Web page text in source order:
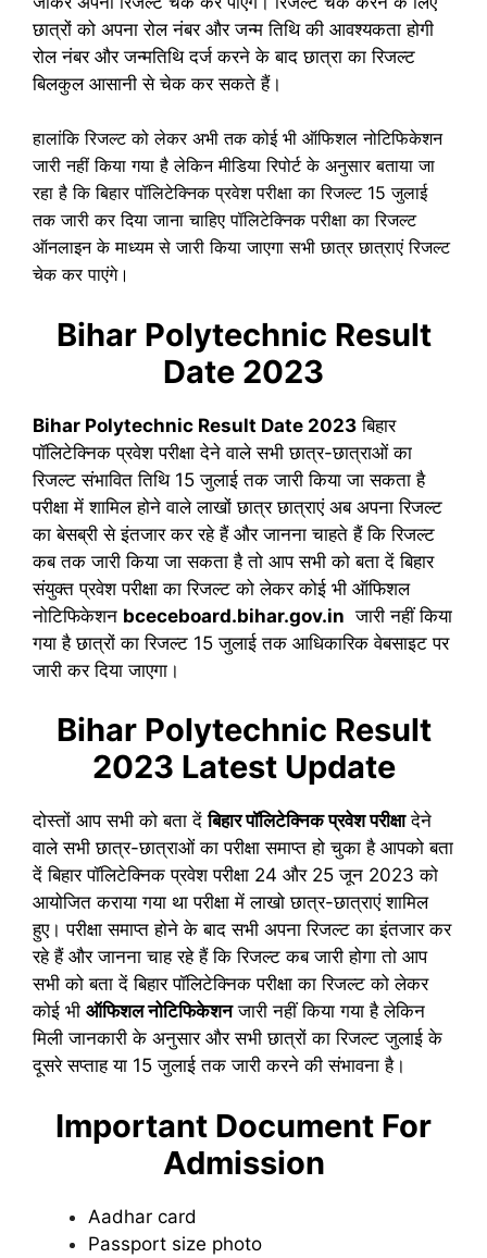
छात्रों को अपना रोल नंबर और जन्म तिथि की आवश्यकता होगी
रोल नंबर और जन्मतिथि दर्ज करने के बाद छात्रा का रिजल्ट
बिलकुल आसानी से चेक कर सकते हैं।
हालांकि रिजल्ट को लेकर अभी तक कोई भी ऑफिशल नोटिफिकेशन
जारी नहीं किया गया है लेकिन मीडिया रिपोर्ट के अनुसार बताया जा
रहा है कि बिहार पॉलिटेक्निक प्रवेश परीक्षा का रिजल्ट 15 जुलाई
तक जारी कर दिया जाना चाहिए पॉलिटेक्निक परीक्षा का रिजल्ट
ऑनलाइन के माध्यम से जारी किया जाएगा सभी छात्र छात्राएं रिजल्ट
चेक कर पाएंगे।
Bihar Polytechnic Result
Date 2023
Bihar Polytechnic Result Date 2023 बिहार
पॉलिटेक्निक प्रवेश परीक्षा देने वाले सभी छात्र-छात्राओं का
रिजल्ट संभावित तिथि 15 जुलाई तक जारी किया जा सकता है
परीक्षा में शामिल होने वाले लाखों छात्र छात्राएं अब अपना रिजल्ट
का बेसब्री से इंतजार कर रहे हैं और जानना चाहते हैं कि रिजल्ट
कब तक जारी किया जा सकता है तो आप सभी को बता दें बिहार
संयुक्त प्रवेश परीक्षा का रिजल्ट को लेकर कोई भी ऑफिशल
नोटिफिकेशन bceceboard.bihar.gov.in जारी नहीं किया
गया है छात्रों का रिजल्ट 15 जुलाई तक आधिकारिक वेबसाइट पर
जारी कर दिया जाएगा।
Bihar Polytechnic Result
2023 Latest Update
दोस्तों आप सभी को बता देंबिहार पॉलिटेक्निक प्रवेश परीक्षादेने
वाले सभी छात्र-छात्राओं का परीक्षा समाप्त हो चुका है आपको बता
दें बिहार पॉलिटेक्निक प्रवेश परीक्षा 24 और 25 जून 2023 को
आयोजित कराया गया था परीक्षा में लाखो छात्र-छात्राएं शामिल
हुए। परीक्षा समाप्त होने के बाद सभी अपना रिजल्ट का इंतजार कर
रहे हैं और जानना चाह रहे हैं कि रिजल्ट कब जारी होगा तो आप
सभी को बता दें बिहार पॉलिटेक्निक परीक्षा का रिजल्ट को लेकर
कोई भी ऑफिशल नोटिफिकेशनजारी नहीं किया गया है लेकिन
मिली जानकारी के अनुसार और सभी छात्रों का रिजल्ट जुलाई के
दूसरे सप्ताह या 15 जुलाई तक जारी करने की संभावना है।
Important Document For
Admission
Aadhar card
Passport size photo